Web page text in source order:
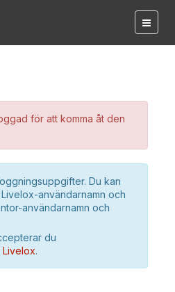
för att komma åt den
Du kan
användarnamn och
användarnamn och
du
.